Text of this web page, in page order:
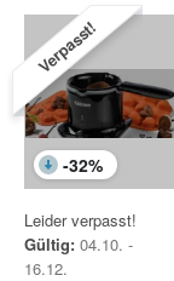
Verpasst!
-32%
Leider verpasst!
Gültig: 04.10. -
16.12.